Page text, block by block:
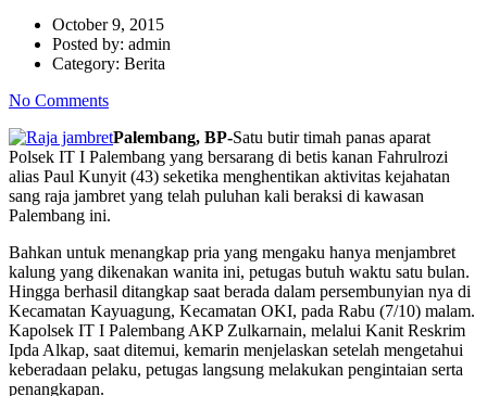
October 9, 2015
Posted by: admin
Category: Berita
No Comments
Palembang, BP-Satu butir timah panas aparat
Polsek IT I Palembang yang bersarang di betis kanan Fahrulrozi
alias Paul Kunyit (43) seketika menghentikan aktivitas kejahatan
sang raja jambret yang telah puluhan kali beraksi di kawasan
Palembang ini.
Bahkan untuk menangkap pria yang mengaku hanya menjambret
kalung yang dikenakan wanita ini, petugas butuh waktu satu bulan.
Hingga berhasil ditangkap saat berada dalam persembunyian nya di
Kecamatan Kayuagung, Kecamatan OKI, pada Rabu (7/10) malam.
Kapolsek IT I Palembang AKP Zulkarnain, melalui Kanit Reskrim
Ipda Alkap, saat ditemui, kemarin menjelaskan setelah mengetahui
keberadaan pelaku, petugas langsung melakukan pengintaian serta
penangkapan.